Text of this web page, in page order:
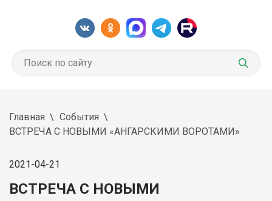
Главная
События
ВСТРЕЧА С НОВЫМИ «АНГАРСКИМИ ВОРОТАМИ»
2021-04-21
ВСТРЕЧА С НОВЫМИ